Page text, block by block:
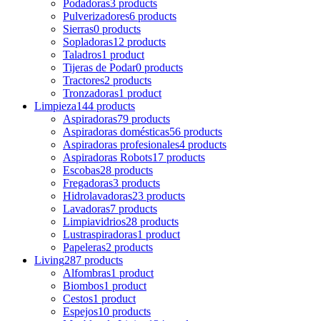
Podadoras3 products
Pulverizadores6 products
Sierras0 products
Sopladoras12 products
Taladros1 product
Tijeras de Podar0 products
Tractores2 products
Tronzadoras1 product
Limpieza144 products
Aspiradoras79 products
Aspiradoras domésticas56 products
Aspiradoras profesionales4 products
Aspiradoras Robots17 products
Escobas28 products
Fregadoras3 products
Hidrolavadoras23 products
Lavadoras7 products
Limpiavidrios28 products
Lustraspiradoras1 product
Papeleras2 products
Living287 products
Alfombras1 product
Biombos1 product
Cestos1 product
Espejos10 products